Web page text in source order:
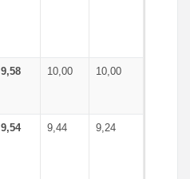
9,58 10,00 10,00
9,54 9,44 9,24